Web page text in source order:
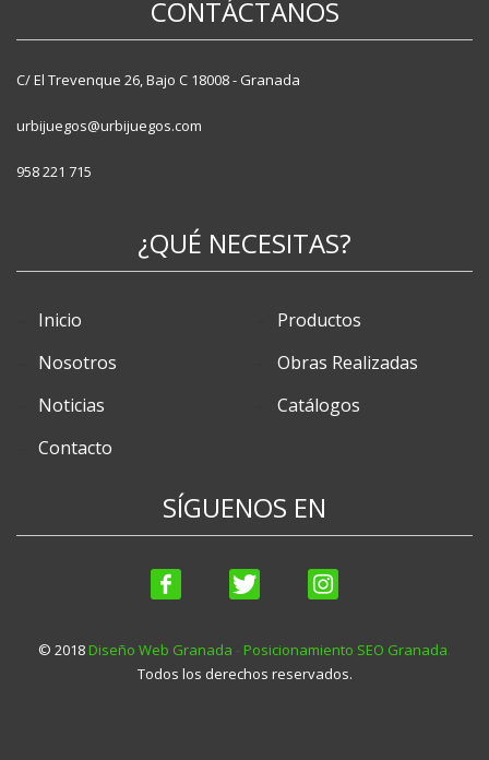
CONTÁCTANOS
C/ El Trevenque 26, Bajo C 18008 - Granada
urbijuegos@urbijuegos.com
958 221 715
¿QUÉ NECESITAS?
Inicio
Productos
Nosotros
Obras Realizadas
Noticias
Catálogos
Contacto
SÍGUENOS EN
© 2018 Diseño Web Granada Posicionamiento SEO Granada
Todos los derechos reservados.